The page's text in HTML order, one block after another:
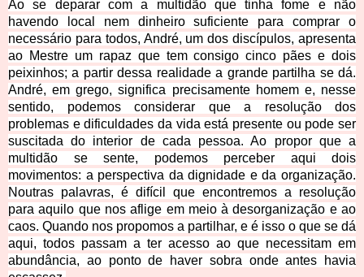
Ao se deparar com a multidão que tinha fome e não
havendo local nem dinheiro suficiente para comprar o
necessário para todos, André, um dos discípulos, apresenta
ao Mestre um rapaz que tem consigo cinco pães e dois
peixinhos; a partir dessa realidade a grande partilha se dá.
André, em grego, significa precisamente homem e, nesse
sentido, podemos considerar que a resolução dos
problemas e dificuldades da vida está presente ou pode ser
suscitada do interior de cada pessoa. Ao propor que a
multidão se sente, podemos perceber aqui dois
movimentos: a perspectiva da dignidade e da organização.
Noutras palavras, é difícil que encontremos a resolução
para aquilo que nos aflige em meio à desorganização e ao
caos. Quando nos propomos a partilhar, e é isso o que se dá
aqui, todos passam a ter acesso ao que necessitam em
abundância, ao ponto de haver sobra onde antes havia